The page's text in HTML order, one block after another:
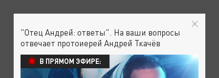
"Отец Андрей: ответы". На ваши вопросы
отвечает протоиерей Андрей Ткачёв
В ПРЯМОМ ЭФИРЕ: